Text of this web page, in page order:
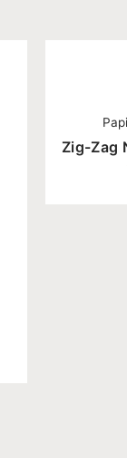
Zig-Zag